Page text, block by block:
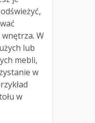
W
lub
mebli,
w
w